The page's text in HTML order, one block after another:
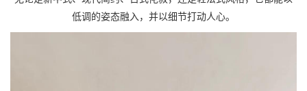
低调的姿态融入，并以细节打动人心。